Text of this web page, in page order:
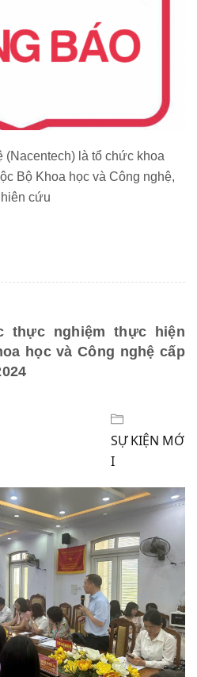
là tổ chức khoa
Bộ Khoa học và Công nghệ,
cứu
thực nghiệm thực hiện
học và Công nghệ cấp
SỰ KIỆN MỚ
I